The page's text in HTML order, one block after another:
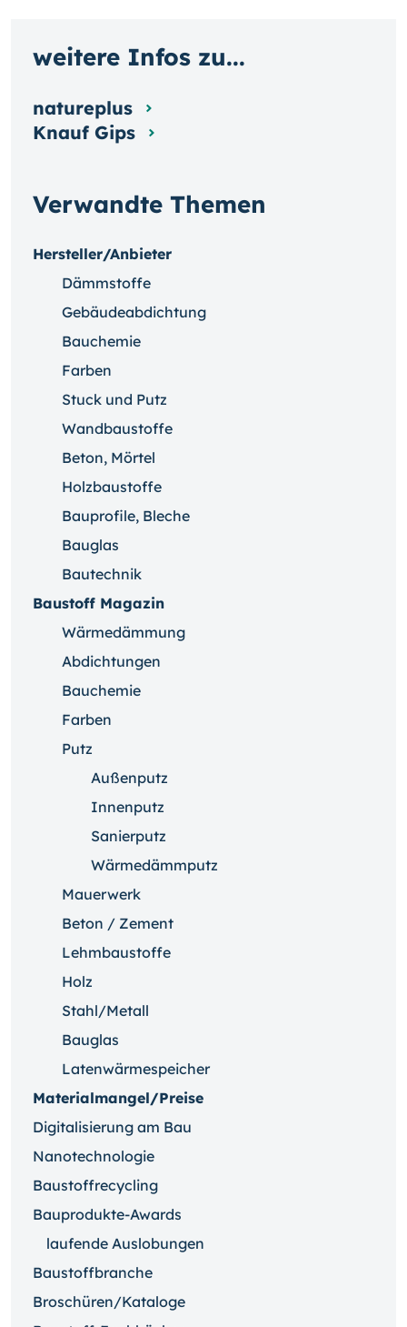
Verwandte Themen
Hersteller/Anbieter
Dämmstoffe
Gebäudeabdichtung
Bauchemie
Farben
Stuck und Putz
Wandbaustoffe
Beton, Mörtel
Holzbaustoffe
Bauprofile, Bleche
Bauglas
Bautechnik
Baustoff Magazin
Wärmedämmung
Abdichtungen
Bauchemie
Farben
Putz
Außenputz
Innenputz
Sanierputz
Wärmedämmputz
Mauerwerk
Beton / Zement
Lehmbaustoffe
Holz
Stahl/Metall
Bauglas
Latenwärmespeicher
Materialmangel/Preise
Digitalisierung am Bau
Nanotechnologie
Baustoffrecycling
Bauprodukte-Awards
laufende Auslobungen
Baustoffbranche
Broschüren/Kataloge
weitere Infos zu...
natureplus
Knauf Gips